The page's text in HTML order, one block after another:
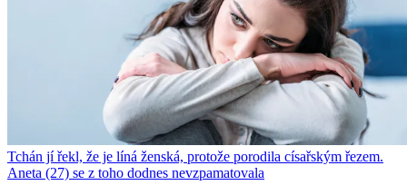
Tchán jí řekl, že je líná ženská, protože porodila císařským řezem.
Aneta (27) se z toho dodnes nevzpamatovala